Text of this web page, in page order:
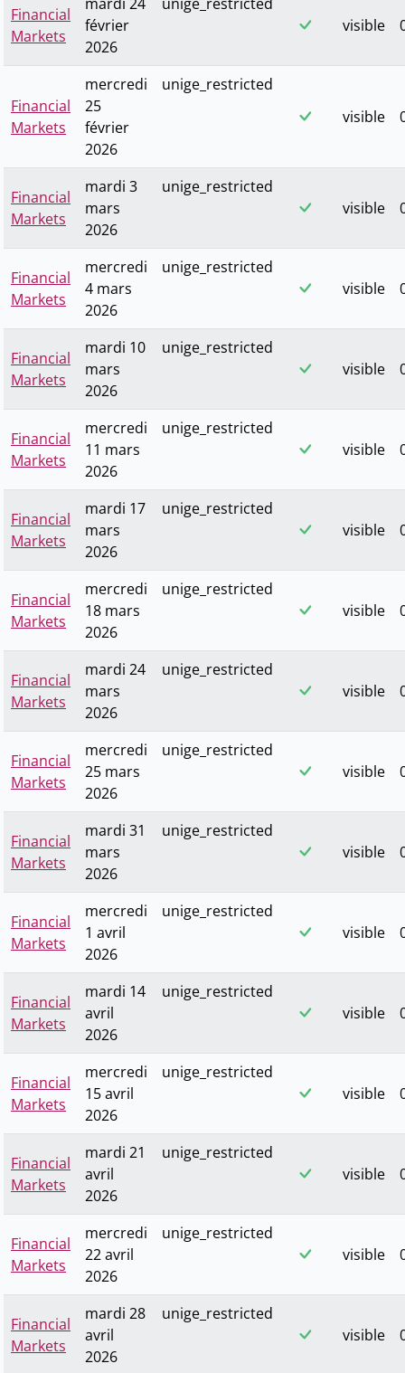
Financial
Markets
février
2026
visible
Financial
Markets
mercredi
25
février
2026
unige_restricted
visible
Financial
Markets
mardi 3
mars
2026
unige_restricted
visible
Financial
Markets
mercredi
4 mars
2026
unige_restricted
visible
Financial
Markets
mardi 10
mars
2026
unige_restricted
visible
Financial
Markets
mercredi
11 mars
2026
unige_restricted
visible
Financial
Markets
mardi 17
mars
2026
unige_restricted
visible
Financial
Markets
mercredi
18 mars
2026
unige_restricted
visible
Financial
Markets
mardi 24
mars
2026
unige_restricted
visible
Financial
Markets
mercredi
25 mars
2026
unige_restricted
visible
Financial
Markets
mardi 31
mars
2026
unige_restricted
visible
Financial
Markets
mercredi
1 avril
2026
unige_restricted
visible
Financial
Markets
mardi 14
avril
2026
unige_restricted
visible
Financial
Markets
mercredi
15 avril
2026
unige_restricted
visible
Financial
Markets
mardi 21
avril
2026
unige_restricted
visible
Financial
Markets
mercredi
22 avril
2026
unige_restricted
visible
Financial
Markets
mardi 28
avril
2026
unige_restricted
visible